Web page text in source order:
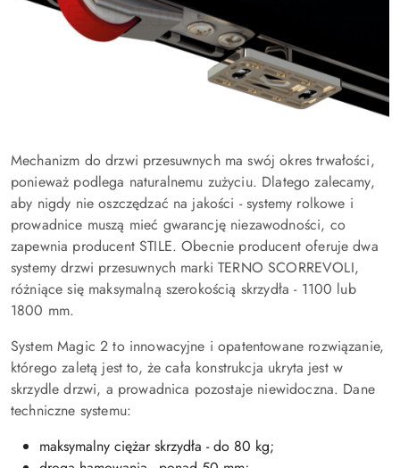
Mechanizm do drzwi przesuwnych ma swój okres trwałości,
ponieważ podlega naturalnemu zużyciu. Dlatego zalecamy,
aby nigdy nie oszczędzać na jakości - systemy rolkowe i
prowadnice muszą mieć gwarancję niezawodności, co
zapewnia producent STILE. Obecnie producent oferuje dwa
systemy drzwi przesuwnych marki TERNO SCORREVOLI,
różniące się maksymalną szerokością skrzydła - 1100 lub
1800 mm.
System Magic 2 to innowacyjne i opatentowane rozwiązanie,
którego zaletą jest to, że cała konstrukcja ukryta jest w
skrzydle drzwi, a prowadnica pozostaje niewidoczna. Dane
techniczne systemu:
maksymalny ciężar skrzydła - do 80 kg;